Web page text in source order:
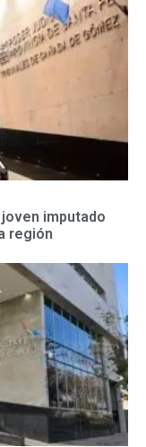
imputado
región